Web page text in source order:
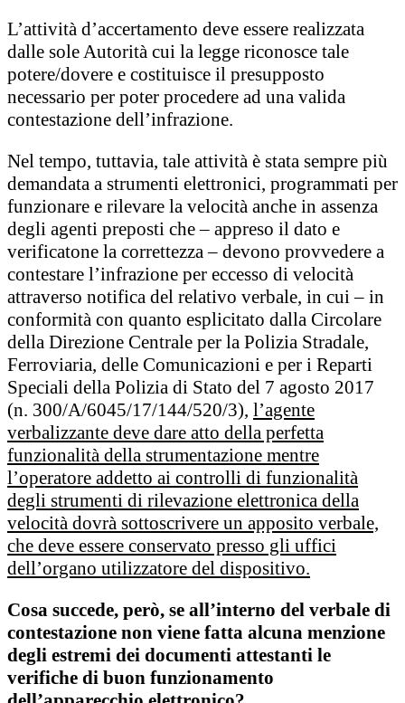
L’attività d’accertamento deve essere realizzata
dalle sole Autorità cui la legge riconosce tale
potere/dovere e costituisce il presupposto
necessario per poter procedere ad una valida
contestazione dell’infrazione.
Nel tempo, tuttavia, tale attività è stata sempre più
demandata a strumenti elettronici, programmati per
funzionare e rilevare la velocità anche in assenza
degli agenti preposti che – appreso il dato e
verificatone la correttezza – devono provvedere a
contestare l’infrazione per eccesso di velocità
attraverso notifica del relativo verbale, in cui – in
conformità con quanto esplicitato dalla Circolare
della Direzione Centrale per la Polizia Stradale,
Ferroviaria, delle Comunicazioni e per i Reparti
Speciali della Polizia di Stato del 7 agosto 2017
(n. 300/A/6045/17/144/520/3), l’agente
verbalizzante deve dare atto della perfetta
funzionalità della strumentazione mentre
l’operatore addetto ai controlli di funzionalità
degli strumenti di rilevazione elettronica della
velocità dovrà sottoscrivere un apposito verbale,
che deve essere conservato presso gli uffici
dell’organo utilizzatore del dispositivo.
Cosa succede, però, se all’interno del verbale di
contestazione non viene fatta alcuna menzione
degli estremi dei documenti attestanti le
verifiche di buon funzionamento